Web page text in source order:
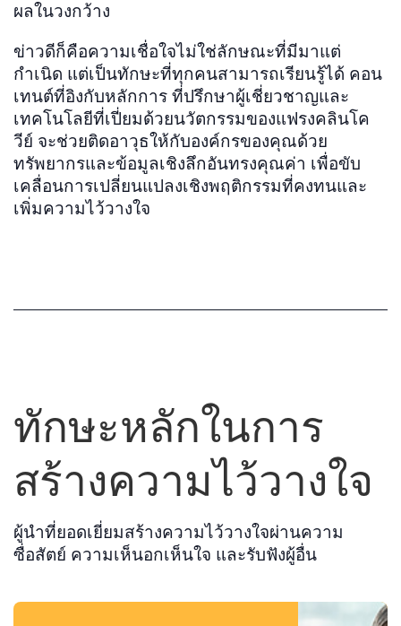
ผลในวงกว้าง
ข่าวดีก็คือความเชื่อใจไม่ใช่ลักษณะที่มีมาแต่
กำเนิด แต่เป็นทักษะที่ทุกคนสามารถเรียนรู้ได้ คอน
เทนต์ที่อิงกับหลักการ ที่ปรึกษาผู้เชี่ยวชาญและ
เทคโนโลยีที่เปี่ยมด้วยนวัตกรรมของแฟรงคลินโค
วีย์ จะช่วยติดอาวุธให้กับองค์กรของคุณด้วย
ทรัพยากรและข้อมูลเชิงลึกอันทรงคุณค่า เพื่อขับ
เคลื่อนการเปลี่ยนแปลงเชิงพฤติกรรมที่คงทนและ
เพิ่มความไว้วางใจ
ทักษะหลักในการ
สร้างความไว้วางใจ
ผู้นำที่ยอดเยี่ยมสร้างความไว้วางใจผ่านความ
ซื่อสัตย์ ความเห็นอกเห็นใจ และรับฟังผู้อื่น